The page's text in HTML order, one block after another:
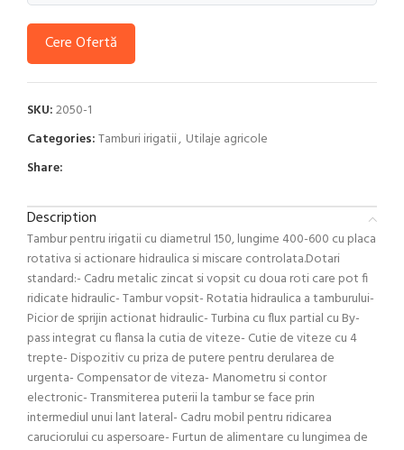
Cere Ofertă
SKU:2050-1
Categories:Tamburi irigatii, Utilaje agricole
Share:
Description
Tambur pentru irigatii cu diametrul 150, lungime 400-600 cu placa
rotativa si actionare hidraulica si miscare controlata.Dotari
standard:- Cadru metalic zincat si vopsit cu doua roti care pot fi
ridicate hidraulic- Tambur vopsit- Rotatia hidraulica a tamburului-
Picior de sprijin actionat hidraulic- Turbina cu flux partial cu By-
pass integrat cu flansa la cutia de viteze- Cutie de viteze cu 4
trepte- Dispozitiv cu priza de putere pentru derularea de
urgenta- Compensator de viteza- Manometru si contor
electronic- Transmiterea puterii la tambur se face prin
intermediul unui lant lateral- Cadru mobil pentru ridicarea
caruciorului cu aspersoare- Furtun de alimentare cu lungimea de